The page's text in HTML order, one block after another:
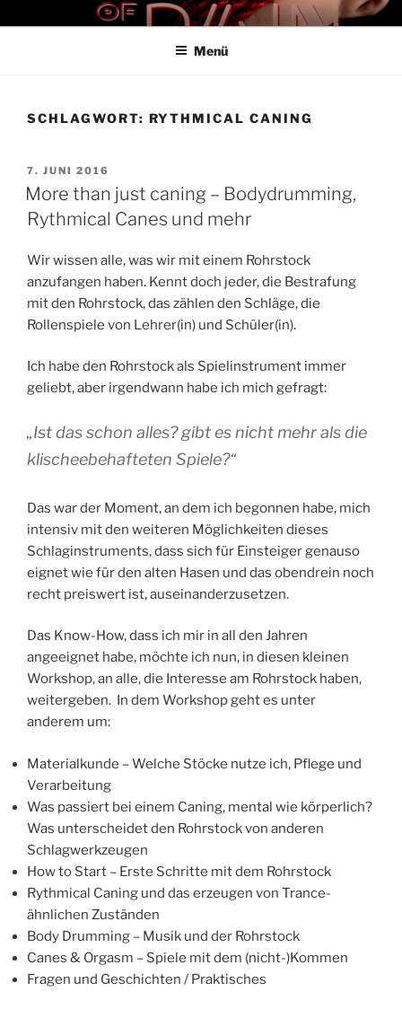
InhaltTHE ART OF PAIN
Der Blog für BDSM und Kinky Lifestyle
Menü
SCHLAGWORT: RYTHMICAL CANING
VERÖFFENTLICHT
AM
7. JUNI 2016
More than just caning – Bodydrumming,
Rythmical Canes und mehr
Wir wissen alle, was wir mit einem Rohrstock
anzufangen haben. Kennt doch jeder, die Bestrafung
mit den Rohrstock, das zählen den Schläge, die
Rollenspiele von Lehrer(in) und Schüler(in).
Ich habe den Rohrstock als Spielinstrument immer
geliebt, aber irgendwann habe ich mich gefragt:
„Ist das schon alles? gibt es nicht mehr als die
klischeebehafteten Spiele?“
Das war der Moment, an dem ich begonnen habe, mich
intensiv mit den weiteren Möglichkeiten dieses
Schlaginstruments, dass sich für Einsteiger genauso
eignet wie für den alten Hasen und das obendrein noch
recht preiswert ist, auseinanderzusetzen.
Das Know-How, dass ich mir in all den Jahren
angeeignet habe, möchte ich nun, in diesen kleinen
Workshop, an alle, die Interesse am Rohrstock haben,
weitergeben. In dem Workshop geht es unter
anderem um:
Materialkunde – Welche Stöcke nutze ich, Pflege und
Verarbeitung
Was passiert bei einem Caning, mental wie körperlich?
Was unterscheidet den Rohrstock von anderen
Schlagwerkzeugen
How to Start – Erste Schritte mit dem Rohrstock
Rythmical Caning und das erzeugen von Trance-
ähnlichen Zuständen
Body Drumming – Musik und der Rohrstock
Canes & Orgasm – Spiele mit dem (nicht-)Kommen
Fragen und Geschichten / Praktisches